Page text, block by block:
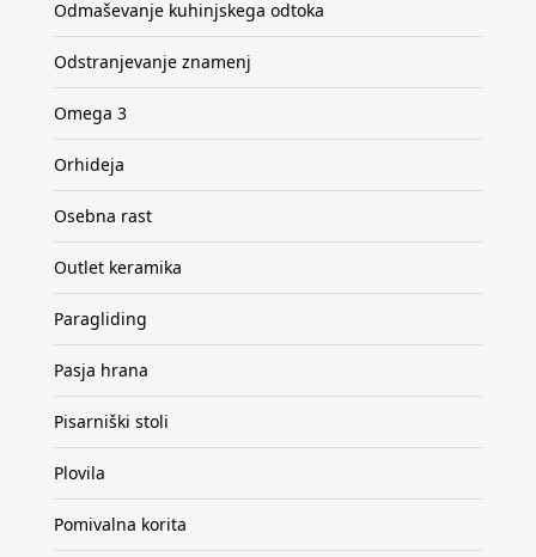
Odmaševanje kuhinjskega odtoka
Odstranjevanje znamenj
Omega 3
Orhideja
Osebna rast
Outlet keramika
Paragliding
Pasja hrana
Pisarniški stoli
Plovila
Pomivalna korita